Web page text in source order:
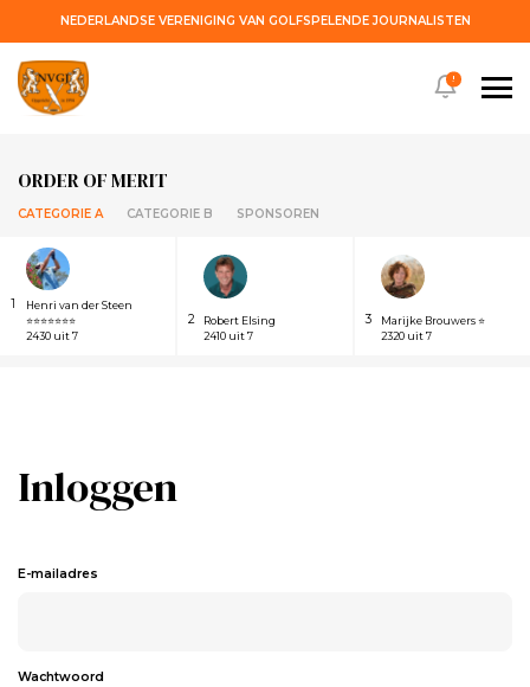
NEDERLANDSE VERENIGING VAN GOLFSPELENDE JOURNALISTEN
ORDER OF MERIT
CATEGORIE A CATEGORIE B SPONSOREN
1
Henri van der Steen
⭐⭐⭐⭐⭐⭐⭐
2430 uit 7
2
Robert Elsing
2410 uit 7
3
Marijke Brouwers ⭐
2320 uit 7
!
Inloggen
E-mailadres
Wachtwoord